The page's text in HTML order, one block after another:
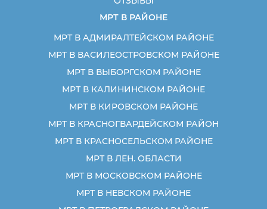
МРТ В РАЙОНЕ
МРТ В АДМИРАЛТЕЙСКОМ РАЙОНЕ
МРТ В ВАСИЛЕОСТРОВСКОМ РАЙОНЕ
МРТ В ВЫБОРГСКОМ РАЙОНЕ
МРТ В КАЛИНИНСКОМ РАЙОНЕ
МРТ В КИРОВСКОМ РАЙОНЕ
МРТ В КРАСНОГВАРДЕЙСКОМ РАЙОН
МРТ В КРАСНОСЕЛЬСКОМ РАЙОНЕ
МРТ В ЛЕН. ОБЛАСТИ
МРТ В МОСКОВСКОМ РАЙОНЕ
МРТ В НЕВСКОМ РАЙОНЕ